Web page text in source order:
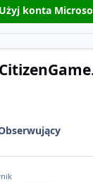
Użyj konta